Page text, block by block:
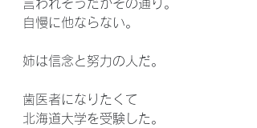
言われそうだがその通り。
自慢に他ならない。
姉は信念と努力の人だ。
歯医者になりたくて
北海道大学を受験した。